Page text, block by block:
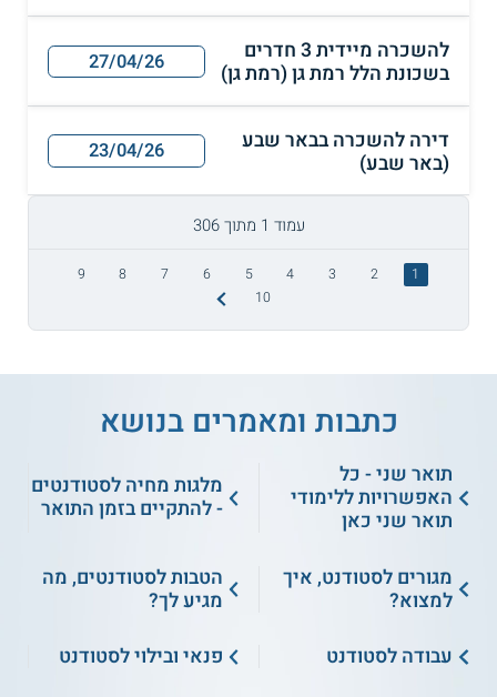
להשכרה מיידית 3 חדרים
בשכונת הלל רמת גן (רמת גן)
27/04/26
דירה להשכרה בבאר שבע
(באר שבע)
23/04/26
עמוד 1 מתוך 306
1
2
3
4
5
6
7
8
9
10
כתבות ומאמרים בנושא
תואר שני - כל
האפשרויות ללימודי
תואר שני כאן
מלגות מחיה לסטודנטים
- להתקיים בזמן התואר
מגורים לסטודנט, איך
למצוא?
הטבות לסטודנטים, מה
מגיע לך?
עבודה לסטודנט
פנאי ובילוי לסטודנט